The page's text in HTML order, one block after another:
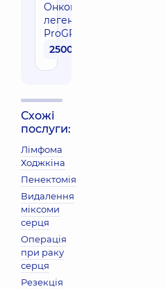
Онкомаркер
легень
ProGRP
2500 грн
Схожі
послуги:
Лімфома
Ходжкіна
Пенектомія
Видалення
міксоми
серця
Операція
при раку
серця
Резекція